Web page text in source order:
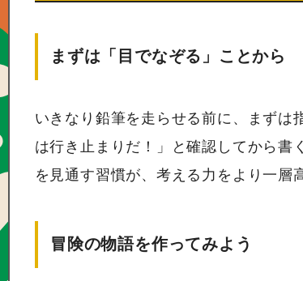
まずは「目でなぞる」ことから
いきなり鉛筆を走らせる前に、まずは
は行き止まりだ！」と確認してから書
を見通す習慣が、考える力をより一層
冒険の物語を作ってみよう